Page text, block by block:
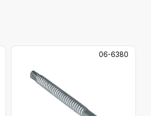
06-6380